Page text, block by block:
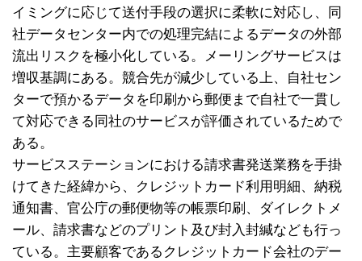
イミングに応じて送付手段の選択に柔軟に対応し、同
社データセンター内での処理完結によるデータの外部
流出リスクを極小化している。メーリングサービスは
増収基調にある。競合先が減少している上、自社セン
ターで預かるデータを印刷から郵便まで自社で一貫し
て対応できる同社のサービスが評価されているためで
ある。
サービスステーションにおける請求書発送業務を手掛
けてきた経緯から、クレジットカード利用明細、納税
通知書、官公庁の郵便物等の帳票印刷、ダイレクトメ
ール、請求書などのプリント及び封入封緘なども行っ
ている。主要顧客であるクレジットカード会社のデー